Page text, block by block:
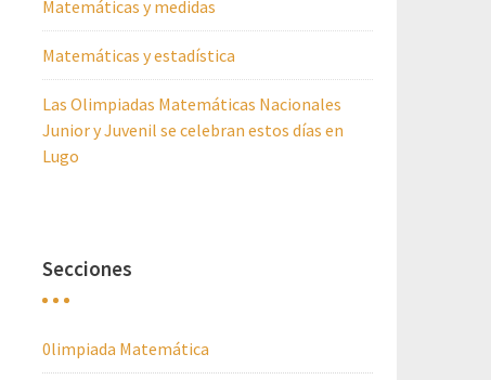
Matemáticas y medidas
Matemáticas y estadística
Las Olimpiadas Matemáticas Nacionales
Junior y Juvenil se celebran estos días en
Lugo
Secciones
0limpiada Matemática